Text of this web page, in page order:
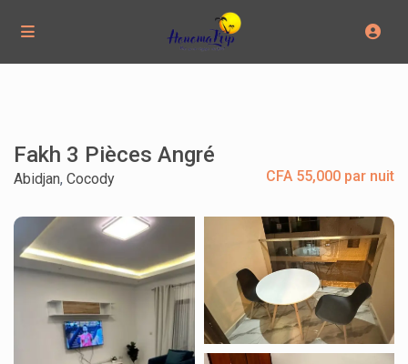
Fakh 3 Pièces Angré
CFA 55,000 par nuit
Abidjan,Cocody